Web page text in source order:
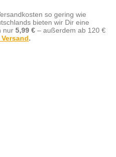
so gering wie
bieten wir Dir eine
nur 5,99 € – außerdem ab 120 €
.